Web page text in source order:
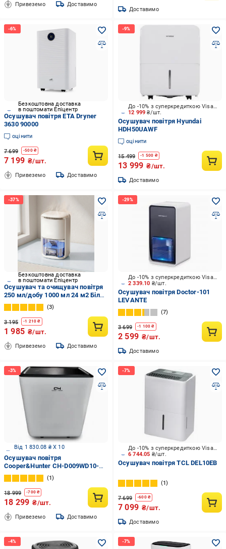
Привеземо Доставимо
Доставимо
Безкоштовна доставка
в поштомати Епіцентр
Осушувач повітря ETA Dryner
3630 90000
оцінити
7 699 -500₴
7 199 ₴/шт.
Привеземо Доставимо
12 999₴/шт.
До -10% з суперкредиткою Visa Вигода
Осушувач повітря Hyundai
HDH50UAWF
оцінити
15 499 -1 500 ₴
13 999 ₴/шт.
Доставимо
Безкоштовна доставка
в поштомати Епіцентр
Осушувач та очищувач повітря
250 мл/добу 1000 мл 24 м2 Білий
(0277-0001)
3
3 195 -1 210 ₴
1 985 ₴/шт.
Привеземо Доставимо
2 339.10 ₴/шт.
До -10% з суперкредиткою Visa Вигода
Осушувач повітря Doctor-101
LEVANTE
7
3 699 -1 100 ₴
2 599 ₴/шт.
Доставимо
Від 1 830.08 ₴ X 10
Осушувач повітря
Cooper&Hunter CH-D009WD10-
20LD UWF
1
18 999 -700 ₴
18 299 ₴/шт.
Привеземо Доставимо
6 744.05 ₴/шт.
До -10% з суперкредиткою Visa Вигода
Осушувач повітря TCL DEL10EB
1
7 699 -600₴
7 099 ₴/шт.
Доставимо